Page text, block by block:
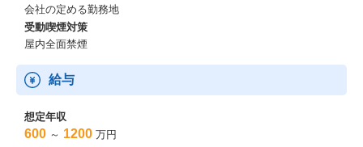
会社の定める勤務地
受動喫煙対策
屋内全面禁煙
給与
想定年収
600 ～ 1200 万円